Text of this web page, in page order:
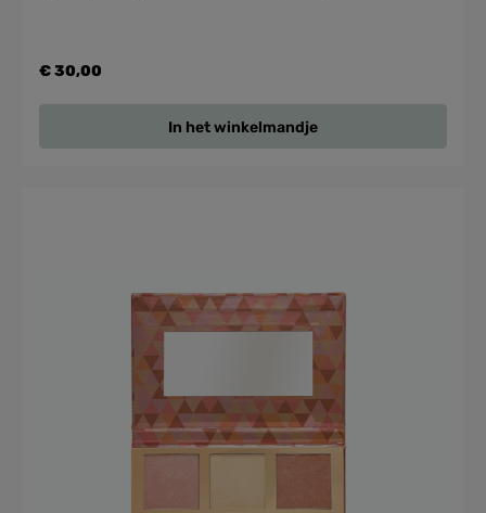
kringen. Geformuleerd met natuurlijke wassen en
€ 30,00
In het winkelmandje